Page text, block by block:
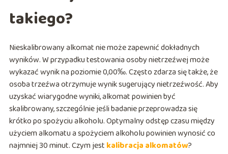
takiego?
Nieskalibrowany alkomat nie może zapewnić dokładnych
wyników. W przypadku testowania osoby nietrzeźwej może
wykazać wynik na poziomie 0,00‰. Często zdarza się także, że
osoba trzeźwa otrzymuje wynik sugerujący nietrzeźwość. Aby
uzyskać wiarygodne wyniki, alkomat powinien być
skalibrowany, szczególnie jeśli badanie przeprowadza się
krótko po spożyciu alkoholu. Optymalny odstęp czasu między
użyciem alkomatu a spożyciem alkoholu powinien wynosić co
najmniej 30 minut. Czym jest kalibracja alkomatów?